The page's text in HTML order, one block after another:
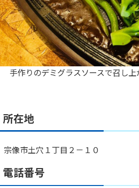
手作りのデミグラスソースで召し上
所在地
宗像市土穴１丁目２－１０
電話番号